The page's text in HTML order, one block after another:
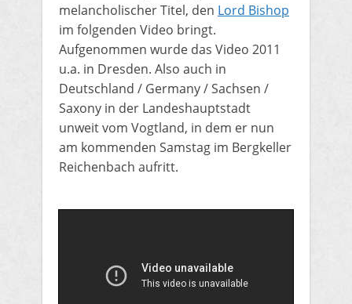
melancholischer Titel, den Lord Bishop
im folgenden Video bringt.
Aufgenommen wurde das Video 2011
u.a. in Dresden. Also auch in
Deutschland / Germany / Sachsen /
Saxony in der Landeshauptstadt
unweit vom Vogtland, in dem er nun
am kommenden Samstag im Bergkeller
Reichenbach aufritt.